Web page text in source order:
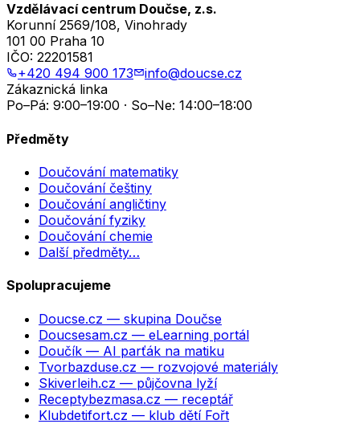
Vzdělávací centrum Doučse, z.s.
Korunní 2569/108, Vinohrady
101 00 Praha 10
IČO: 22201581
+420 494 900 173
info@doucse.cz
Zákaznická linka
Po–Pá: 9:00–19:00 · So–Ne: 14:00–18:00
Předměty
Doučování matematiky
Doučování češtiny
Doučování angličtiny
Doučování fyziky
Doučování chemie
Další předměty…
Spolupracujeme
Doucse.cz — skupina Doučse
Doucsesam.cz — eLearning portál
Doučík — AI parťák na matiku
Tvorbazduse.cz — rozvojové materiály
Skiverleih.cz — půjčovna lyží
Receptybezmasa.cz — receptář
Klubdetifort.cz — klub dětí Fořt